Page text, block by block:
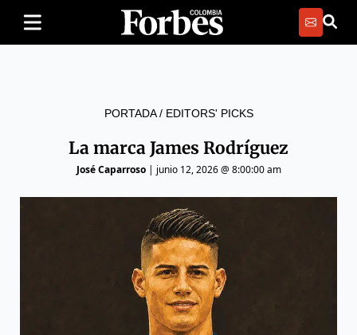
PORTADA/ EDITORS' PICKS
La marca James Rodríguez
José Caparroso| junio 12, 2026 @ 8:00:00 am